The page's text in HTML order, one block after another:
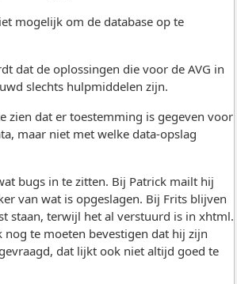
mogelijk om de database op te
dat de oplossingen die voor de AVG in
slechts hulpmiddelen zijn.
zien dat er toestemming is gegeven voor
maar niet met welke data-opslag
bugs in te zitten. Bij Patrick mailt hij
van wat is opgeslagen. Bij Frits blijven
staan, terwijl het al verstuurd is in xhtml.
nog te moeten bevestigen dat hij zijn
dat lijkt ook niet altijd goed te